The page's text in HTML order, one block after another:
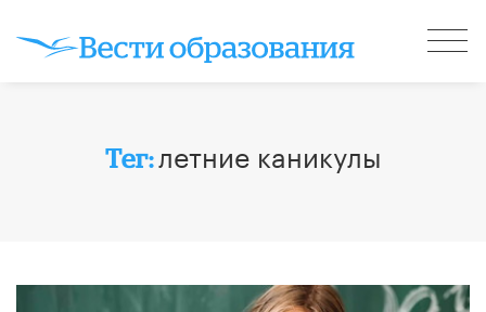
Тег:летние каникулы